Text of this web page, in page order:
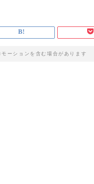
ーションを含む場合があります